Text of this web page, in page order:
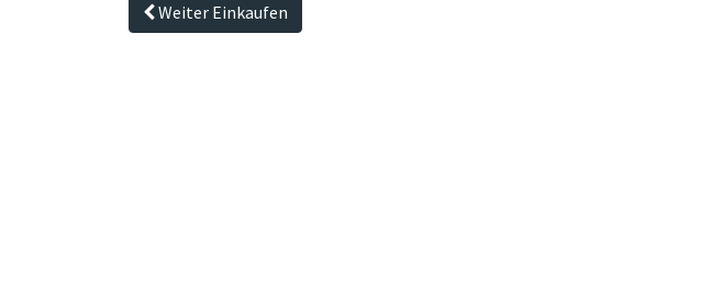
Weiter Einkaufen